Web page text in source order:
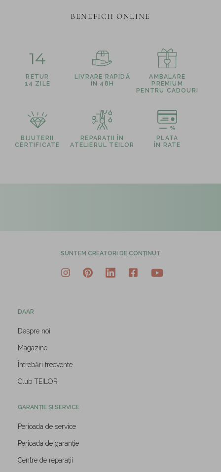
BENEFICII ONLINE
14
RETUR
14 ZILE
LIVRARE RAPIDĂ
ÎN 48H
AMBALARE
PREMIUM
PENTRU CADOURI
BIJUTERII
CERTIFICATE
REPARAȚII ÎN
ATELIERUL TEILOR
PLATA
ÎN RATE
SUNTEM CREATORI DE CONȚINUT
DAAR
Despre noi
Magazine
Întrebări frecvente
Club TEILOR
GARANȚIE ȘI SERVICE
Perioada de service
Perioada de garanție
Centre de reparații